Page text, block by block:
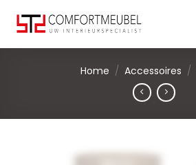
content
Home / Accessoires /